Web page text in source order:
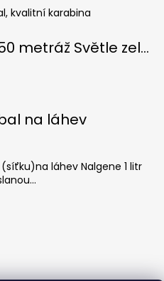
kvalitní karabina
Paracord 550 metráž Světle zelená
je 5 z 5 hvězdiček.
na láhev
je 5 z 5 hvězdiček.
láhev Nalgene 1 litr